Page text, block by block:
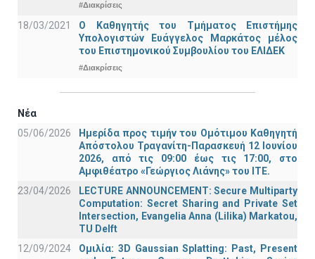
#Διακρίσεις
18/03/2021
Ο Καθηγητής του Τμήματος Επιστήμης
Υπολογιστών Ευάγγελος Μαρκάτος μέλος
του Επιστημονικού Συμβουλίου του ΕΛΙΔΕΚ
#Διακρίσεις
Νέα
05/06/2026
Ημερίδα προς τιμήν του Ομότιμου Καθηγητή
Απόστολου Τραγανίτη-Παρασκευή 12 Ιουνίου
2026, από τις 09:00 έως τις 17:00, στο
Αμφιθέατρο «Γεώργιος Λιάνης» του ΙΤΕ.
23/04/2026
LECTURE ANNOUNCEMENT: Secure Multiparty
Computation: Secret Sharing and Private Set
Intersection, Evangelia Anna (Lilika) Markatou,
TU Delft
12/09/2024
Ομιλία: 3D Gaussian Splatting: Past, Present